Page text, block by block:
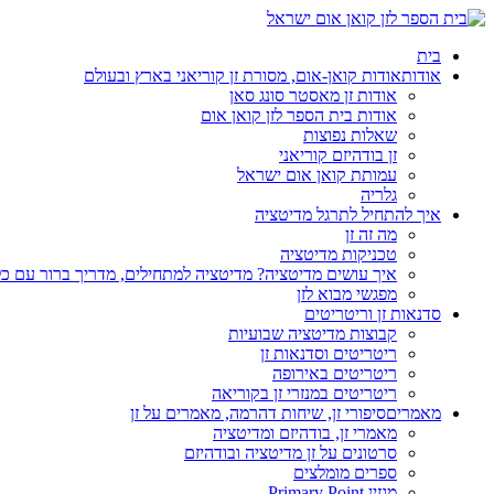
בית
אודותאודות קואן-אום, מסורת זן קוריאני בארץ ובעולם
אודות זן מאסטר סונג סאן
אודות בית הספר לזן קואן אום
שאלות נפוצות
זן בודהיזם קוריאני
עמותת קואן אום ישראל
גלריה
איך להתחיל לתרגל מדיטציה
מה זה זן
טכניקות מדיטציה
איך עושים מדיטציה? מדיטציה למתחילים, מדריך ברור עם
מפגשי מבוא לזן
סדנאות זן וריטריטים
קבוצות מדיטציה שבועיות
ריטריטים וסדנאות זן
ריטריטים באירופה
ריטריטים במנזרי זן בקוריאה
מאמריםסיפורי זן, שיחות דהרמה, מאמרים על זן
מאמרי זן, בודהיזם ומדיטציה
סרטונים על זן מדיטציה ובודהיזם
ספרים מומלצים